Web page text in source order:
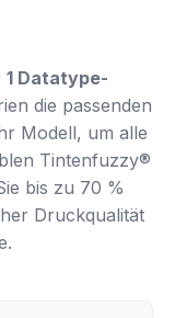
1 Datatype-
die passenden
Modell, um alle
Tintenfuzzy®
bis zu 70 %
Druckqualität